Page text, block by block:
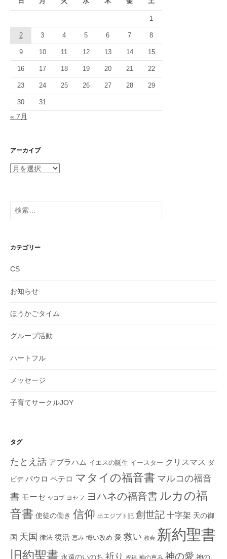
1
2 3 4 5 6 7 8
9 10 11 12 13 14 15
16 17 18 19 20 21 22
23 24 25 26 27 28 29
30 31
« 7月
アーカイブ
ア
イ
ブ
検
索:
カテゴリー
CS
お知らせ
ほうかごタイム
グループ活動
ハートフル
メッセージ
子育てサークルJOY
タグ
たとえ話 アブラハム イエスの誕生 イースター クリスマス ダ
ビデ パウロ ペテロ マタイの福音書 マルコの福音
書 モーセ ヤコブ ヨセフ ヨハネの福音書 ルカの福
音書 使徒の働き 信仰 出エジプト記 創世記 十字架 天の御
国 天国 律法 復活 恵み 悔い改め 愛 救い 教会 新約聖書
旧約聖書 永遠のいのち 祈り 祝福 神の恵み 神の愛 神の